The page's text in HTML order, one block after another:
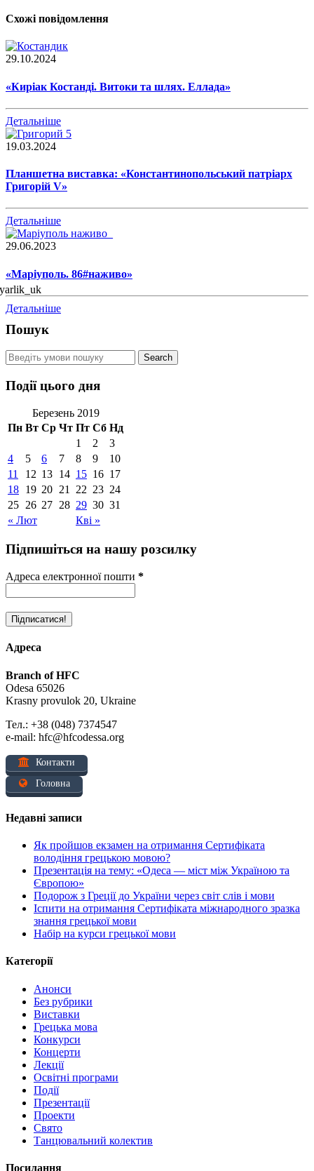
Схожі повідомлення
29.10.2024
«Киріак Костанді. Витоки та шлях. Еллада»
Детальніше
19.03.2024
Планшетна виставка: «Константинопольський патріарх
Григорій V»
Детальніше
29.06.2023
«Маріуполь. 86#наживо»
Детальніше
Пошук
Події цього дня
Березень 2019
Пн Вт Ср Чт Пт Сб Нд
« Лют Кві »
1 2
3
4
5 6 7 8 9
10
11
12 13 14 15 16 17
18 19 20 21 22 23 24
25 26 27 28 29 30 31
Підпишіться на нашу розсилку
Адреса електронної пошти *
Адреса
Branch of HFC
Odesa 65026
Krasny provulok 20, Ukraine
Тел.: +38 (048) 7374547
e-mail: hfc@hfcodessa.org
Контакти
Головна
Недавні записи
Як пройшов екзамен на отримання Сертифіката
володіння грецькою мовою?
Презентація на тему: «Одеса — міст між Україною та
Європою»
Подорож з Греції до України через світ слів і мови
Іспити на отримання Сертифіката міжнародного зразка
знання грецької мови
Набір на курси грецької мови
Категорії
Анонси
Без рубрики
Виставки
Грецька мова
Конкурси
Концерти
Лекції
Освітні програми
Події
Презентації
Проекти
Свято
Танцювальний колектив
Посилання